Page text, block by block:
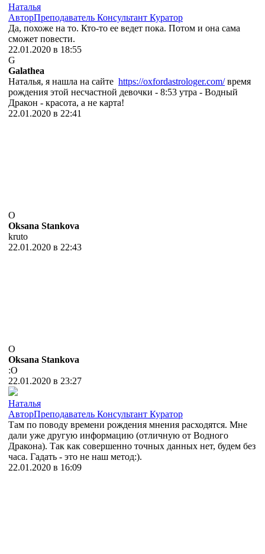
Наталья
АвторПреподаватель Консультант Куратор
Да, похоже на то. Кто-то ее ведет пока. Потом и она сама
сможет повести.
22.01.2020 в 18:55
G
Galathea
Наталья, я нашла на сайте https://oxfordastrologer.com/время
рождения этой несчастной девочки - 8:53 утра - Водный
Дракон - красота, а не карта!
22.01.2020 в 22:41
O
Oksana Stankova
kruto
22.01.2020 в 22:43
O
Oksana Stankova
:O
22.01.2020 в 23:27
Наталья
АвторПреподаватель Консультант Куратор
Там по поводу времени рождения мнения расходятся. Мне
дали уже другую информацию (отличную от Водного
Дракона). Так как совершенно точных данных нет, будем без
часа. Гадать - это не наш метод:).
22.01.2020 в 16:09